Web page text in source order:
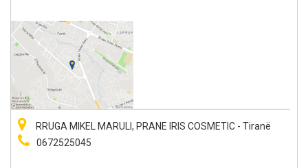
RRUGA MIKEL MARULI, PRANE IRIS COSMETIC - Tiranë
0672525045